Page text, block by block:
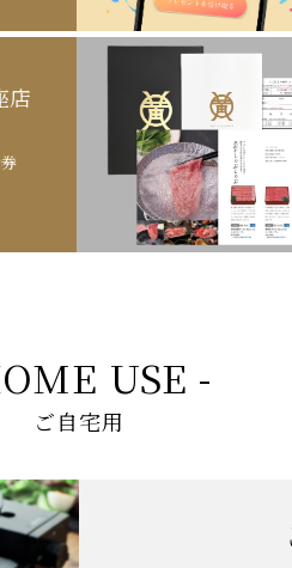
店
USE -
ご自宅用